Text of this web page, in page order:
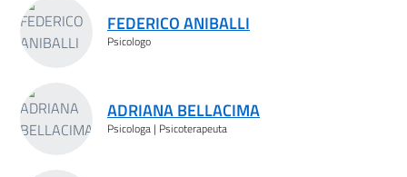
FEDERICO ANIBALLI
Psicologo
ADRIANA BELLACIMA
Psicologa | Psicoterapeuta